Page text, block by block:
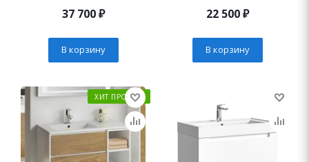
37 700₽
В корзину
22 500₽
В корзину
ХИТ ПРОДАЖ